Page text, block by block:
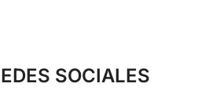
SOCIALES